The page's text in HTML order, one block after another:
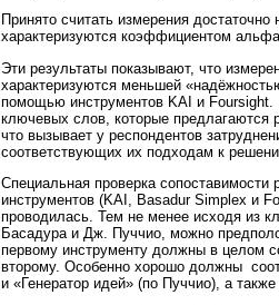
Принято считать измерения
характеризуются коэффициентом
Эти результаты показывают, что
характеризуются меньшей
помощью инструментов KAI и Foursight.
ключевых слов, которые предлагаются
что вызывает у респондентов
соответствующих их подходам к
Специальная проверка сопоставимости
инструментов (KAI, Basadur Simplex и
проводилась. Тем не менее исходя из
Басадура и Дж. Пуччио, можно
первому инструменту должны в целом
второму. Особенно хорошо должны
и «Генератор идей» (по Пуччио), а